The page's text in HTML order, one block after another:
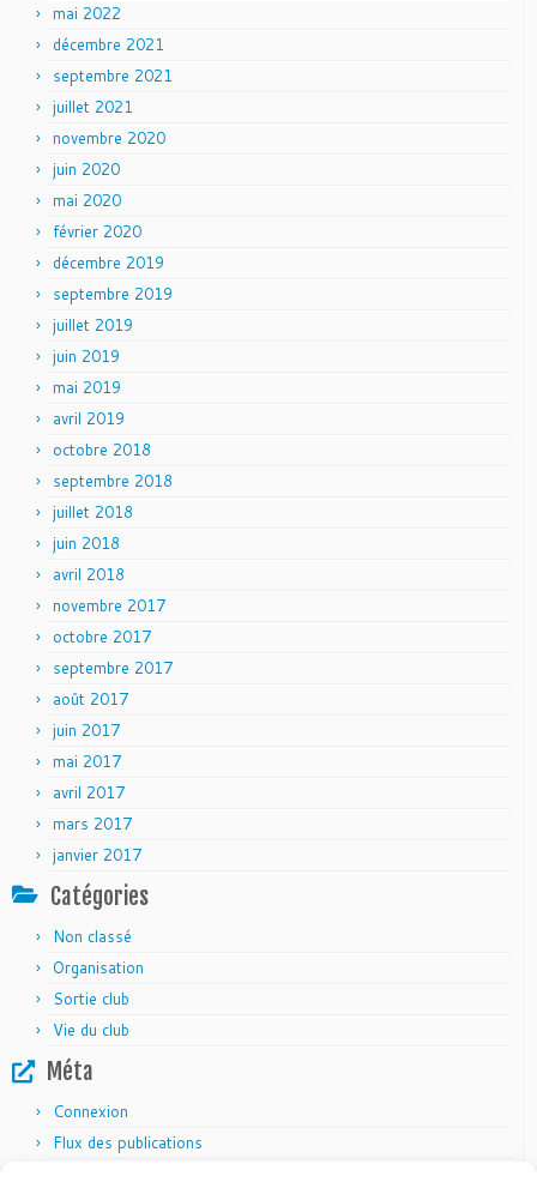
mai 2022
décembre 2021
septembre 2021
juillet 2021
novembre 2020
juin 2020
mai 2020
février 2020
décembre 2019
septembre 2019
juillet 2019
juin 2019
mai 2019
avril 2019
octobre 2018
septembre 2018
juillet 2018
juin 2018
avril 2018
novembre 2017
octobre 2017
septembre 2017
août 2017
juin 2017
mai 2017
avril 2017
mars 2017
janvier 2017
Catégories
Non classé
Organisation
Sortie club
Vie du club
Méta
Connexion
Flux des publications